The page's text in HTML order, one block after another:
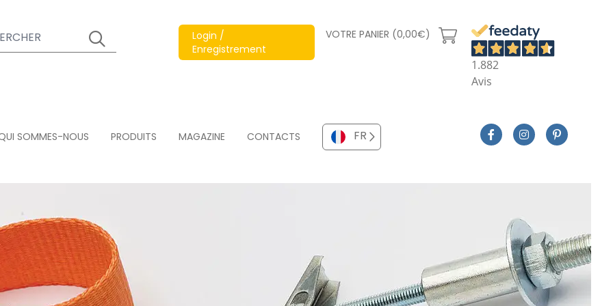
Login /
Enregistrement
VOTRE PANIER (0,00€)
1.882
Avis
SOMMES-NOUS PRODUITS MAGAZINE CONTACTS FR